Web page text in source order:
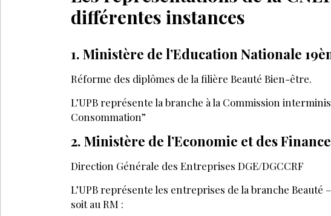
MÉTIER DATE
Institut de beauté :
choisir pour
s'associer ?
MÉTIER MAI 2021
Le marché de
domicile en 2021